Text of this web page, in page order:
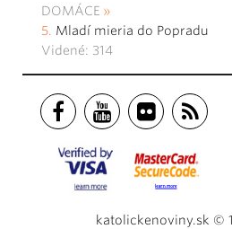
DOMÁCE
Mladí mieria do Popradu
Videné: 314
katolickenoviny.sk ©